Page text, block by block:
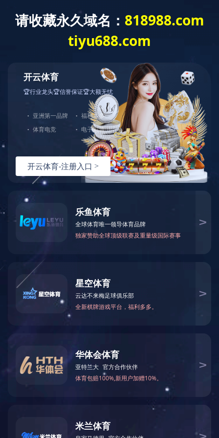
企业文化
使命 ：助力中国成为世界智造强国
：成为中国模范幸福企业
价值观：成就客户，成就员工
直 线：0512-57452666
EMAIL：mag@shinlone.com.cn
地 址：昆山市张浦镇晏公埭巷90号
热线：151-9017-0656